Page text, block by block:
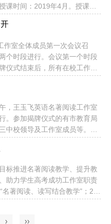
课时间：2019年4月。授课教
作室全体成员第一次会议召
个时段进行。会议第一个时段
仪式结束后，所有在校工作室
发展建言献策，对名著阅读教
晚上8时在工作室微信群内召
了工作室LOGO，工作室公众
站。明确了工作室目标、职责
并向全体工作室成员介绍了工
此熟悉，方便今后开展工作。
近期成员工作任务清单。随
员发言，畅谈自己的...
，王玉飞英语名著阅读工作室
。参加揭牌仪式的有市教育局
中校领导及工作室成员等。揭
读工作室的通知。王玉飞老师
态发言。郝局长对工作室的筹
评并对工作室今后的发展提出
，郝局长和樊校长为工作室揭
标推进名著阅读教学、提升教
助力学生高考成功工作室职责
名著阅读、读写结合教学”；2.
研究团队，助力教师成长；4.
› ››